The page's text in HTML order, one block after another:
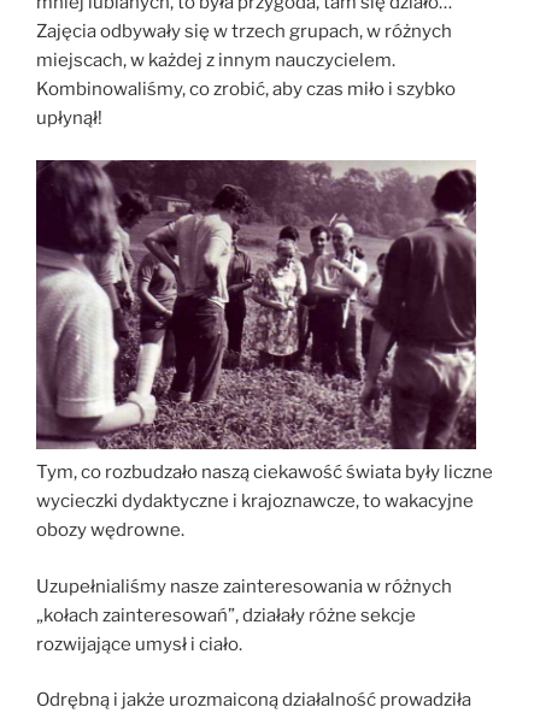
Zajęcia odbywały się w trzech grupach, w różnych
miejscach, w każdej z innym nauczycielem.
Kombinowaliśmy, co zrobić, aby czas miło i szybko
upłynął!
Tym, co rozbudzało naszą ciekawość świata były liczne
wycieczki dydaktyczne i krajoznawcze, to wakacyjne
obozy wędrowne.
Uzupełnialiśmy nasze zainteresowania w różnych
„kołach zainteresowań”, działały różne sekcje
rozwijające umysł i ciało.
Odrębną i jakże urozmaiconą działalność prowadziła